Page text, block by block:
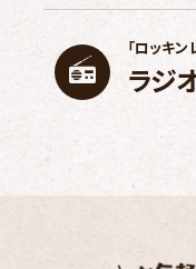
ラジ
「ロッキ